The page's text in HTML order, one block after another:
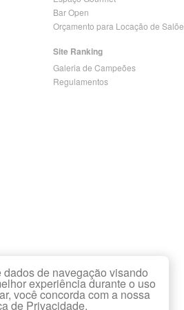
Bar Open
Orçamento para Locação de
Site Ranking
Galeria de Campeões
Regulamentos
de navegação visando
experiência durante o uso
você concorda com a nossa
de Privacidade.